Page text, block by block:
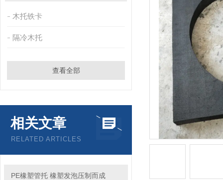
木托铁卡
隔冷木托
查看全部
相关文章
RELATED ARTICLES
PE橡塑管托 橡塑发泡压制而成